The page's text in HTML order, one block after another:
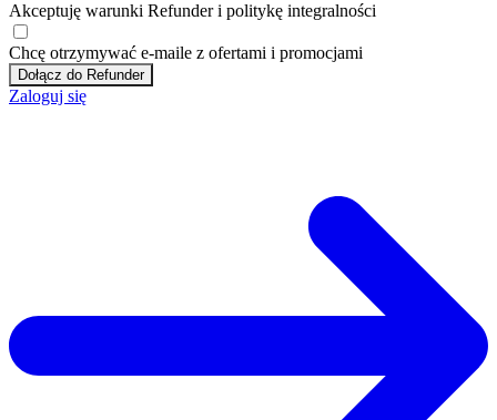
Akceptuję warunki Refunder i politykę integralności
Chcę otrzymywać e-maile z ofertami i promocjami
Dołącz do Refunder
Zaloguj się